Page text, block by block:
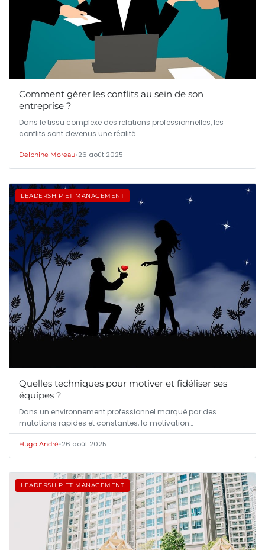
Comment gérer les conflits au sein de son
entreprise ?
Dans le tissu complexe des relations professionnelles, les
conflits sont devenus une réalité…
Delphine Moreau•26 août 2025
LEADERSHIP ET MANAGEMENT
Quelles techniques pour motiver et fidéliser ses
équipes ?
Dans un environnement professionnel marqué par des
mutations rapides et constantes, la motivation…
Hugo André•26 août 2025
LEADERSHIP ET MANAGEMENT